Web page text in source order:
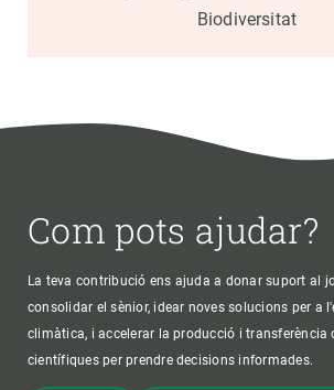
Biodiversitat
Com pots ajudar?
La teva contribució ens ajuda a donar suport al
consolidar el sènior, idear noves solucions per a
climàtica, i accelerar la producció i transferència
científiques per prendre decisions informades.